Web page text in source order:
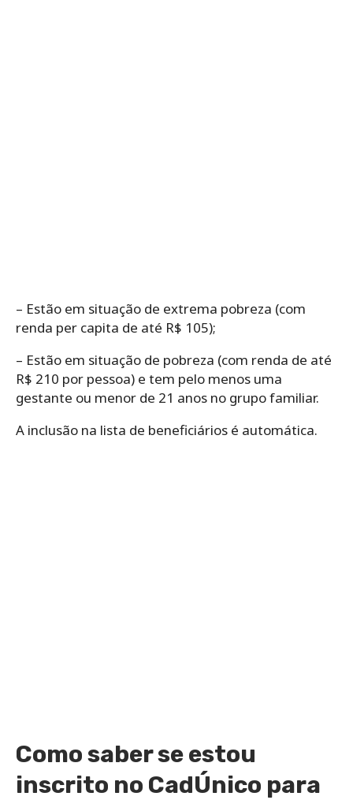
– Estão em situação de extrema pobreza (com
renda per capita de até R$ 105);
– Estão em situação de pobreza (com renda de até
R$ 210 por pessoa) e tem pelo menos uma
gestante ou menor de 21 anos no grupo familiar.
A inclusão na lista de beneficiários é automática.
Como saber se estou
inscrito no CadÚnico para